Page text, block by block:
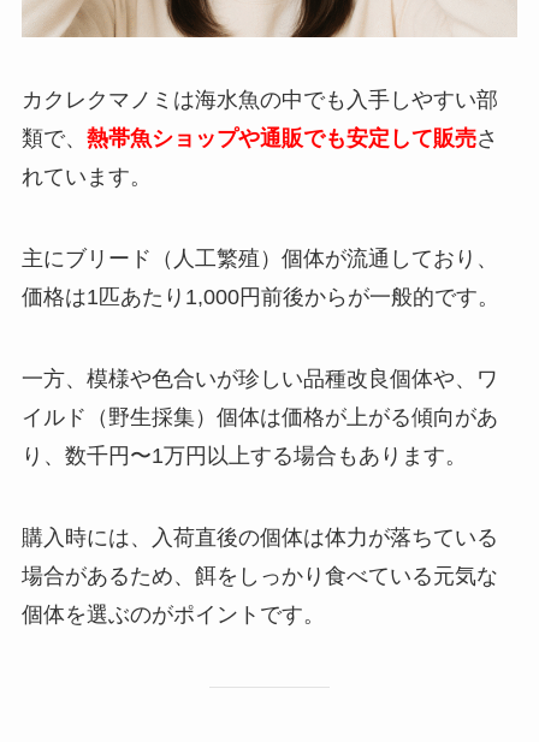
カクレクマノミは海水魚の中でも入手しやすい部
類で、 熱帯魚ショップや通販でも安定して販売さ
れています。
主にブリード（人工繁殖）個体が流通しており、
価格は1匹あたり1,000円前後からが一般的です。
一方、模様や色合いが珍しい品種改良個体や、ワ
イルド（野生採集）個体は価格が上がる傾向があ
り、数千円〜1万円以上する場合もあります。
購入時には、入荷直後の個体は体力が落ちている
場合があるため、餌をしっかり食べている元気な
個体を選ぶのがポイントです。